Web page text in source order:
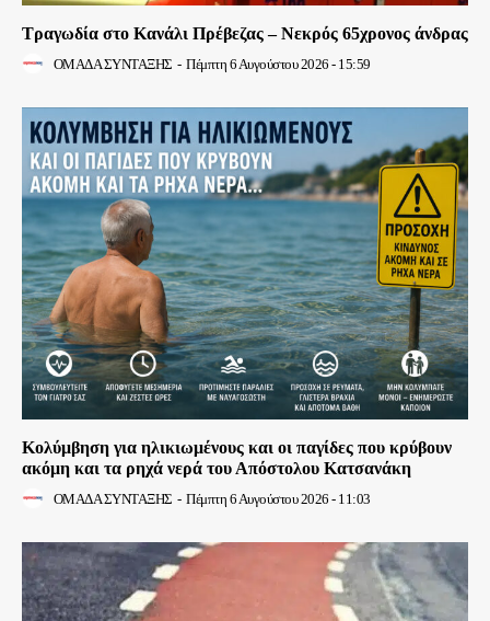
Τραγωδία στο Κανάλι Πρέβεζας – Νεκρός 65χρονος άνδρας
ΟΜΑΔΑ ΣΥΝΤΑΞΗΣ - Πέμπτη 6 Αυγούστου 2026 - 15:59
Κολύμβηση για ηλικιωμένους και οι παγίδες που κρύβουν
ακόμη και τα ρηχά νερά του Απόστολου Κατσανάκη
ΟΜΑΔΑ ΣΥΝΤΑΞΗΣ - Πέμπτη 6 Αυγούστου 2026 - 11:03